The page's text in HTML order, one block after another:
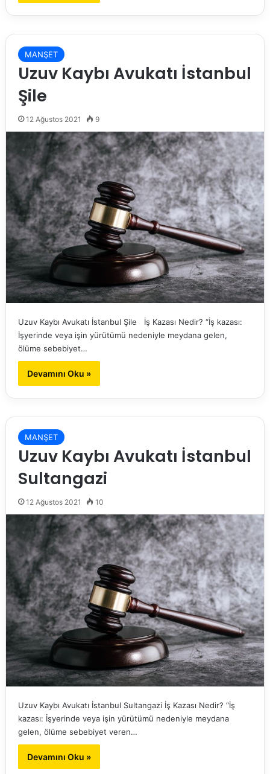
MANŞET
Uzuv Kaybı Avukatı İstanbul
Şile
12 Ağustos 2021 9
Uzuv Kaybı Avukatı İstanbul Şile İş Kazası Nedir? “İş kazası:
İşyerinde veya işin yürütümü nedeniyle meydana gelen,
ölüme sebebiyet…
Devamını Oku »
MANŞET
Uzuv Kaybı Avukatı İstanbul
Sultangazi
12 Ağustos 2021 10
Uzuv Kaybı Avukatı İstanbul Sultangazi İş Kazası Nedir? “İş
kazası: İşyerinde veya işin yürütümü nedeniyle meydana
gelen, ölüme sebebiyet veren…
Devamını Oku »